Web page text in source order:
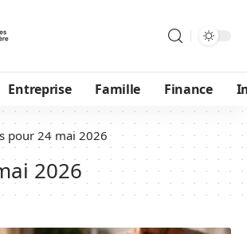
Entreprise Famille Finance
pour 24 mai 2026
2026